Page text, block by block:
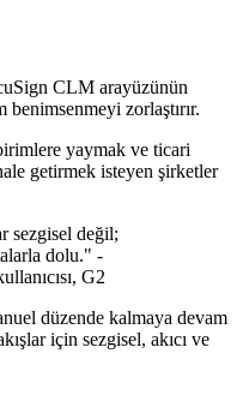
CLM arayüzünün
benimsenmeyi zorlaştırır.
yaymak ve ticari
getirmek isteyen şirketler
sezgisel değil;
dolu." -
G2
düzende kalmaya devam
için sezgisel, akıcı ve